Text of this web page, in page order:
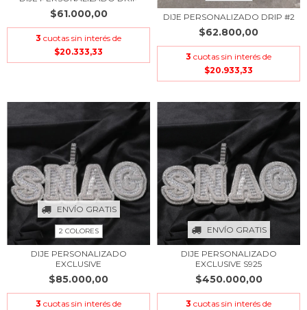
$61.000,00
3 cuotas sin interés de
$20.333,33
DIJE PERSONALIZADO DRIP #2
$62.800,00
3 cuotas sin interés de
$20.933,33
ENVÍO GRATIS
2 COLORES
DIJE PERSONALIZADO
EXCLUSIVE
$85.000,00
3 cuotas sin interés de
ENVÍO GRATIS
DIJE PERSONALIZADO
EXCLUSIVE S925
$450.000,00
3 cuotas sin interés de